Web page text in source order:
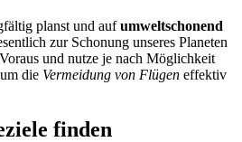
planst und aufumweltschonend
zur Schonung unseres Planeten
und nutze je nach Möglichkeit
die Vermeidung von Flügen effektiv
finden